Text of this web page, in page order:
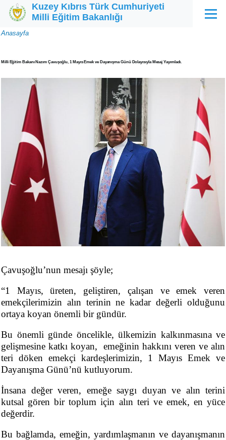
Ana içeriğe atla
Kuzey Kıbrıs Türk Cumhuriyeti
Milli Eğitim Bakanlığı
Menü
Sayfa
Anasayfa
Milli Eğitim Bakanı Nazım Çavuşoğlu, 1 Mayıs Emek ve Dayanışma Günü Dolayısıyla Mesaj Yayımladı.
Çavuşoğlu’nun mesajı şöyle;
“1 Mayıs, üreten, geliştiren, çalışan ve emek veren
emekçilerimizin alın terinin ne kadar değerli olduğunu
ortaya koyan önemli bir gündür.
Bu önemli günde öncelikle, ülkemizin kalkınmasına ve
gelişmesine katkı koyan, emeğinin hakkını veren ve alın
teri döken emekçi kardeşlerimizin, 1 Mayıs Emek ve
Dayanışma Günü’nü kutluyorum.
İnsana değer veren, emeğe saygı duyan ve alın terini
kutsal gören bir toplum için alın teri ve emek, en yüce
değerdir.
Bu bağlamda, emeğin, yardımlaşmanın ve dayanışmanın